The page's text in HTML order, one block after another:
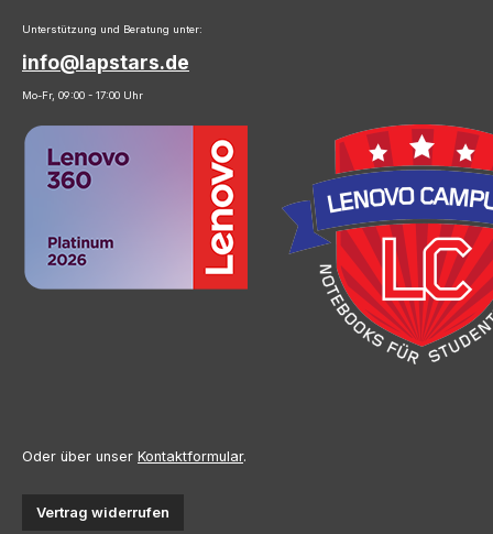
Unterstützung und Beratung unter:
info@lapstars.de
Mo-Fr, 09:00 - 17:00 Uhr
Oder über unser Kontaktformular.
Vertrag widerrufen